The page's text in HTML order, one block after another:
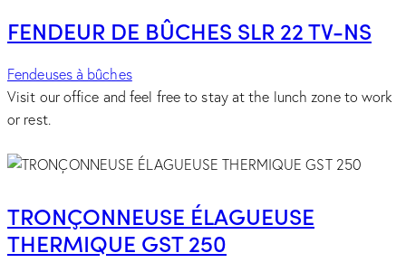
FENDEUR DE BÛCHES SLR 22 TV-NS
Fendeuses à bûches
Visit our office and feel free to stay at the lunch zone to work
or rest.
TRONÇONNEUSE ÉLAGUEUSE
THERMIQUE GST 250